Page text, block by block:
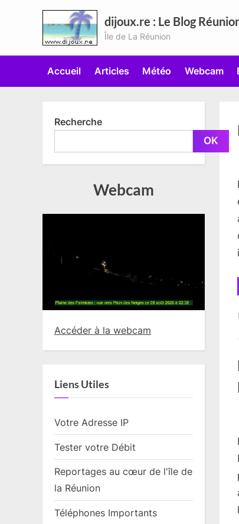
dijoux.re : Le Blog
Île de La Réunion
Accueil Articles Météo Webcam
Recherche
OK
Webcam
Accéder à la webcam
Liens Utiles
Votre Adresse IP
Tester votre Débit
Reportages au cœur de l'île de
la Réunion
Téléphones Importants